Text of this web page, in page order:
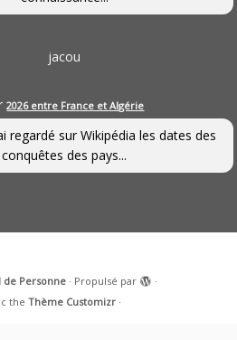
jacou
2026 entre France et Algérie
regardé sur Wikipédia les dates des
conquêtes des pays...
de Personne· Propulsé par
·
theThème Customizr ·